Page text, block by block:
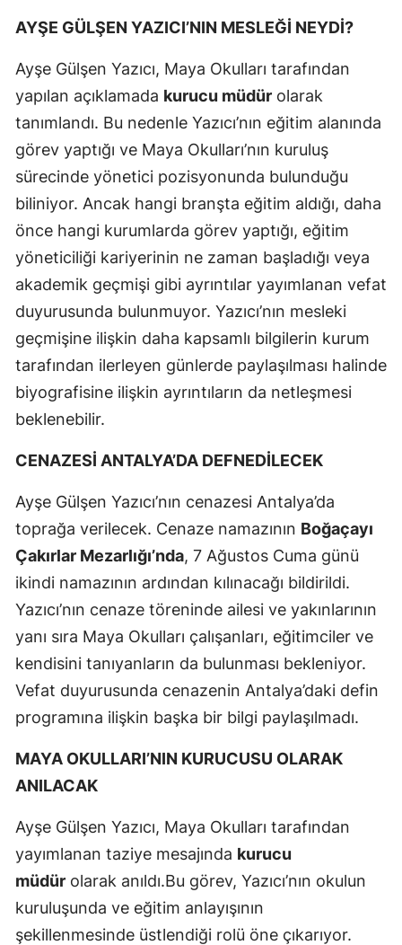
AYŞE GÜLŞEN YAZICI’NIN MESLEĞİ NEYDİ?
Ayşe Gülşen Yazıcı, Maya Okulları tarafından
yapılan açıklamada kurucu müdür olarak
tanımlandı. Bu nedenle Yazıcı’nın eğitim alanında
görev yaptığı ve Maya Okulları’nın kuruluş
sürecinde yönetici pozisyonunda bulunduğu
biliniyor. Ancak hangi branşta eğitim aldığı, daha
önce hangi kurumlarda görev yaptığı, eğitim
yöneticiliği kariyerinin ne zaman başladığı veya
akademik geçmişi gibi ayrıntılar yayımlanan vefat
duyurusunda bulunmuyor. Yazıcı’nın mesleki
geçmişine ilişkin daha kapsamlı bilgilerin kurum
tarafından ilerleyen günlerde paylaşılması halinde
biyografisine ilişkin ayrıntıların da netleşmesi
beklenebilir.
CENAZESİ ANTALYA’DA DEFNEDİLECEK
Ayşe Gülşen Yazıcı’nın cenazesi Antalya’da
toprağa verilecek. Cenaze namazının Boğaçayı
Çakırlar Mezarlığı’nda, 7 Ağustos Cuma günü
ikindi namazının ardından kılınacağı bildirildi.
Yazıcı’nın cenaze töreninde ailesi ve yakınlarının
yanı sıra Maya Okulları çalışanları, eğitimciler ve
kendisini tanıyanların da bulunması bekleniyor.
Vefat duyurusunda cenazenin Antalya’daki defin
programına ilişkin başka bir bilgi paylaşılmadı.
MAYA OKULLARI’NIN KURUCUSU OLARAK
ANILACAK
Ayşe Gülşen Yazıcı, Maya Okulları tarafından
yayımlanan taziye mesajında kurucu
müdür olarak anıldı.Bu görev, Yazıcı’nın okulun
kuruluşunda ve eğitim anlayışının
şekillenmesinde üstlendiği rolü öne çıkarıyor.